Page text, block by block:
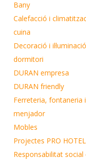
Bany
Calefacció i
cuina
Decoració i il·luminació
dormitori
DURAN empresa
DURAN friendly
Ferreteria, fontaneria
menjador
Mobles
Projectes PRO
Responsabilitat